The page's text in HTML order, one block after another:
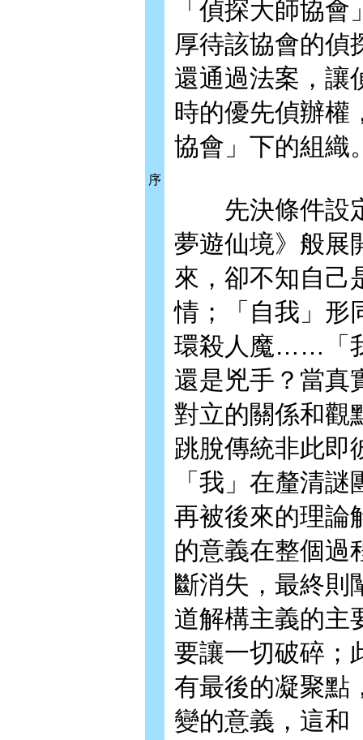
序
「偵探大師協
厚待該協會的偵
還通過法案，讓
時的優先偵辦權
協會」下的組織
先決條件設定
夢遊仙境》般展
來，卻不知自己
情；「自我」形
環殺人魔……「
還是兇手？當真
對立的關係和觀
跳脫傳統非此即
「我」在釐清
再被後來的理論
的意義在整個過
斷消失，最終則
道解構主義的主
要讓一切破碎；
有最後的凝聚點
變的意義，這和